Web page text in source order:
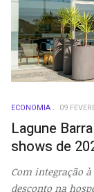
ECONOMIA 09
Lagune
shows de
Com integração
desconto na